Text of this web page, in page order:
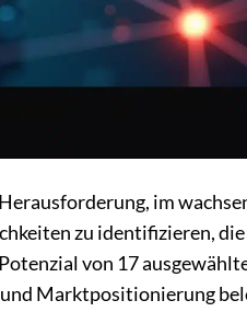
im
zu identifizieren,
von 17
Marktpositionierung